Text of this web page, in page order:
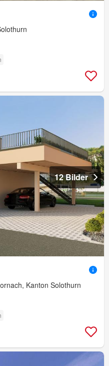
12 Bilder
Kanton Solothurn